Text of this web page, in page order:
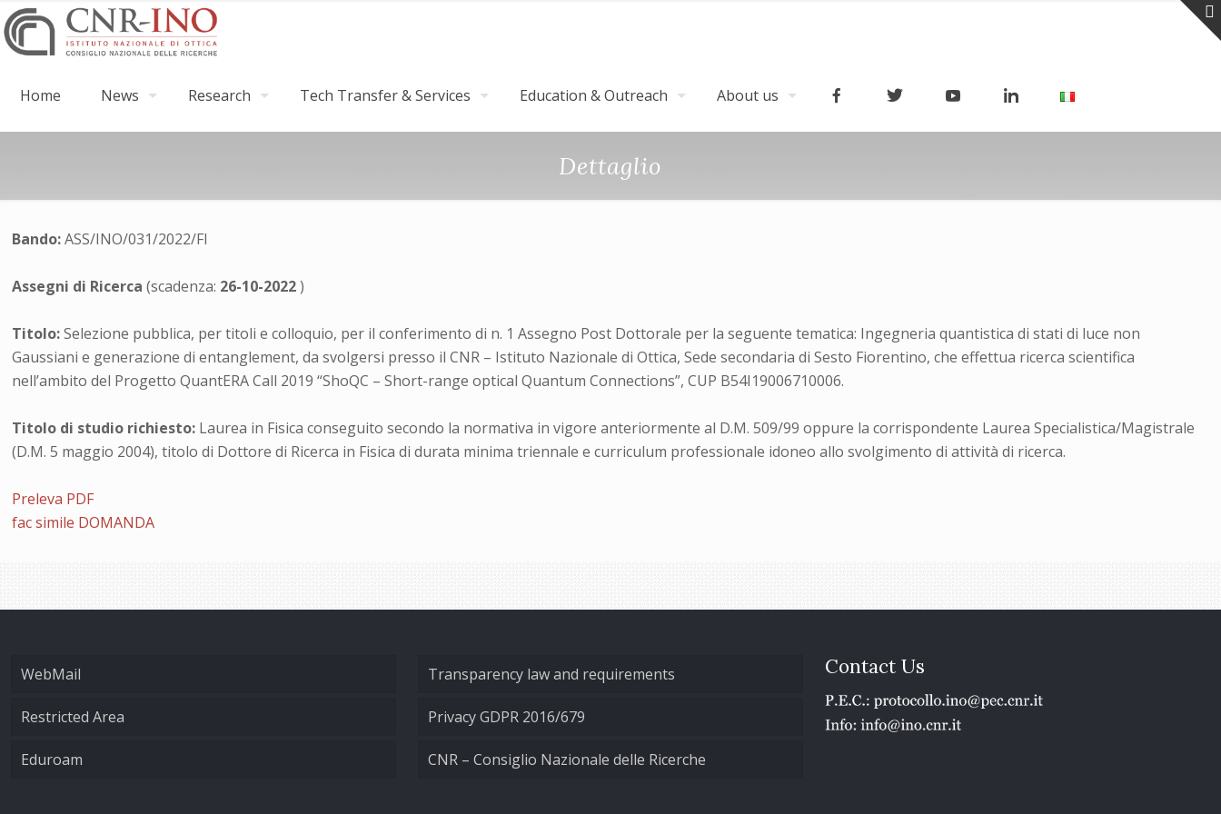
Home News Research Tech Transfer & Services Education & Outreach About us
Dettaglio
Bando:ASS/INO/031/2022/FI
Assegni di Ricerca (scadenza: 26-10-2022)
Titolo:Selezione pubblica, per titoli e colloquio, per il conferimento di n. 1 Assegno Post Dottorale per la seguente tematica: Ingegneria quantistica di stati di luce non
Gaussiani e generazione di entanglement, da svolgersi presso il CNR – Istituto Nazionale di Ottica, Sede secondaria di Sesto Fiorentino, che effettua ricerca scientifica
nell’ambito del Progetto QuantERA Call 2019 “ShoQC – Short-range optical Quantum Connections”, CUP B54I19006710006.
Titolo di studio richiesto: Laurea in Fisica conseguito secondo la normativa in vigore anteriormente al D.M. 509/99 oppure la corrispondente Laurea Specialistica/Magistrale
(D.M. 5 maggio 2004), titolo di Dottore di Ricerca in Fisica di durata minima triennale e curriculum professionale idoneo allo svolgimento di attività di ricerca.
Preleva PDF
fac simile DOMANDA
WebMail
Restricted Area
Eduroam
Transparency law and requirements
Privacy GDPR 2016/679
CNR – Consiglio Nazionale delle Ricerche
Contact Us